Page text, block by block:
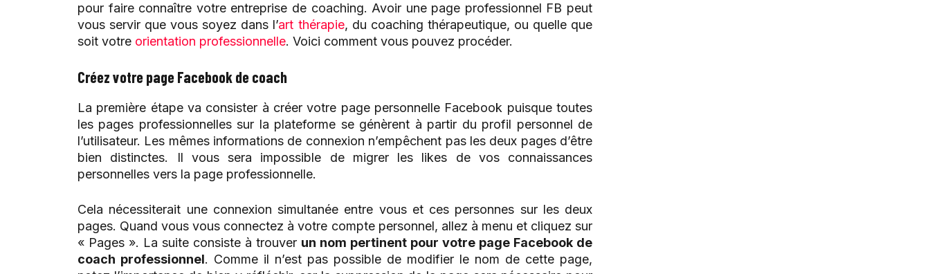
pour faire connaître votre entreprise de coaching. Avoir une page professionnel FB peut
vous servir que vous soyez dans l’art thérapie, du coaching thérapeutique, ou quelle que
soit votre orientation professionnelle. Voici comment vous pouvez procéder.
Créez votre page Facebook de coach
La première étape va consister à créer votre page personnelle Facebook puisque toutes
les pages professionnelles sur la plateforme se génèrent à partir du profil personnel de
l’utilisateur. Les mêmes informations de connexion n’empêchent pas les deux pages d’être
bien distinctes. Il vous sera impossible de migrer les likes de vos connaissances
personnelles vers la page professionnelle.
Cela nécessiterait une connexion simultanée entre vous et ces personnes sur les deux
pages. Quand vous vous connectez à votre compte personnel, allez à menu et cliquez sur
« Pages ». La suite consiste à trouver un nom pertinent pour votre page Facebook de
coach professionnel. Comme il n’est pas possible de modifier le nom de cette page,